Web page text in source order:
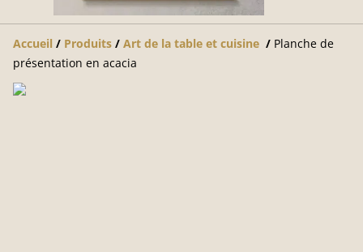
Accueil / Produits / Art de la table et cuisine / Planche de
présentation en acacia